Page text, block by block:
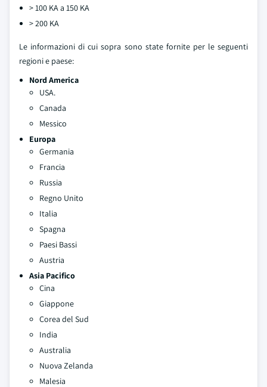
> 100 KA a 150 KA
> 200 KA
Le informazioni di cui sopra sono state fornite per le seguenti
regioni e paese:
Nord America
USA.
Canada
Messico
Europa
Germania
Francia
Russia
Regno Unito
Italia
Spagna
Paesi Bassi
Austria
Asia Pacifico
Cina
Giappone
Corea del Sud
India
Australia
Nuova Zelanda
Malesia